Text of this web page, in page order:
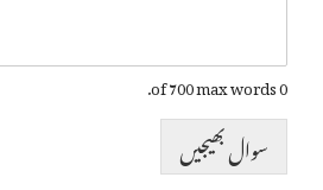
0 of 700 max words.
سوال بھیجیں